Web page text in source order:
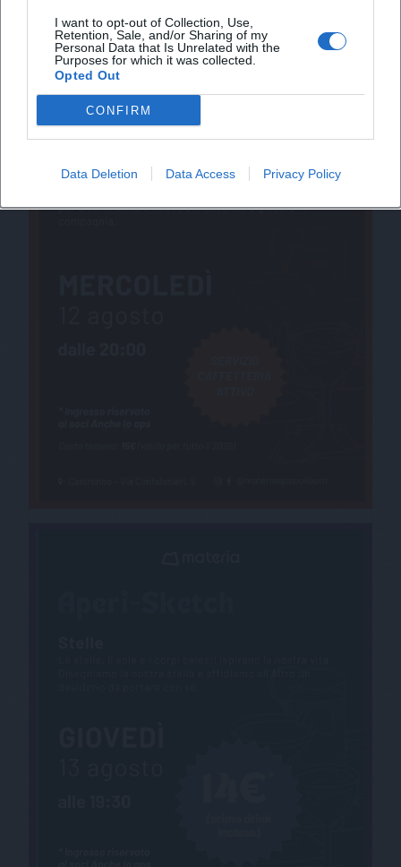
I want to opt-out of Collection, Use,
Retention, Sale, and/or Sharing of my
Personal Data that Is Unrelated with the
Purposes for which it was collected.
Opted Out
CONFIRM
Data Deletion Data Access Privacy Policy